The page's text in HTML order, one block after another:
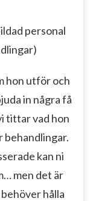
personal
hon utför och
in några få
tittar vad hon
behandlingar.
kan ni
men det är
hålla